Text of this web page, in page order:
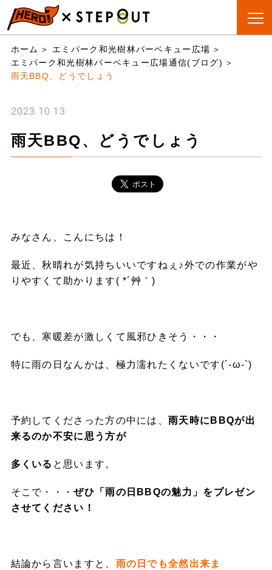
検索
手ぶらBBQ
とは?
BBQ&CAMPお役立
ちリスト
ホーム
エミパーク和光樹林バーベキュー広場
エミパーク和光樹林バーベキュー広場通信(ブログ)
雨天BBQ、どうでしょう
2023.10.13
雨天BBQ、どうでしょう
みなさん、こんにちは！
最近、秋晴れが気持ちいいですねぇ♪外での作業がや
りやすくて助かります( *´艸｀)
でも、寒暖差が激しくて風邪ひきそう・・・
特に雨の日なんかは、極力濡れたくないです(´-ω-`)
予約してくださった方の中には、雨天時にBBQが出
来るのか不安に思う方が
多くいる と思います。
そこで・・・ぜひ「雨の日BBQの魅力」をプレゼン
させてください！
結論から言いますと、 雨の日でも全然出来ま